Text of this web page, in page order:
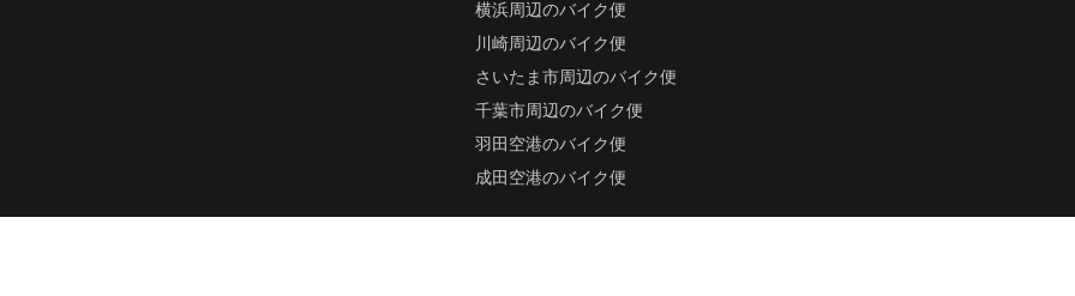
横浜周辺のバイク便
川崎周辺のバイク便
さいたま市周辺のバイク便
千葉市周辺のバイク便
羽田空港のバイク便
成田空港のバイク便